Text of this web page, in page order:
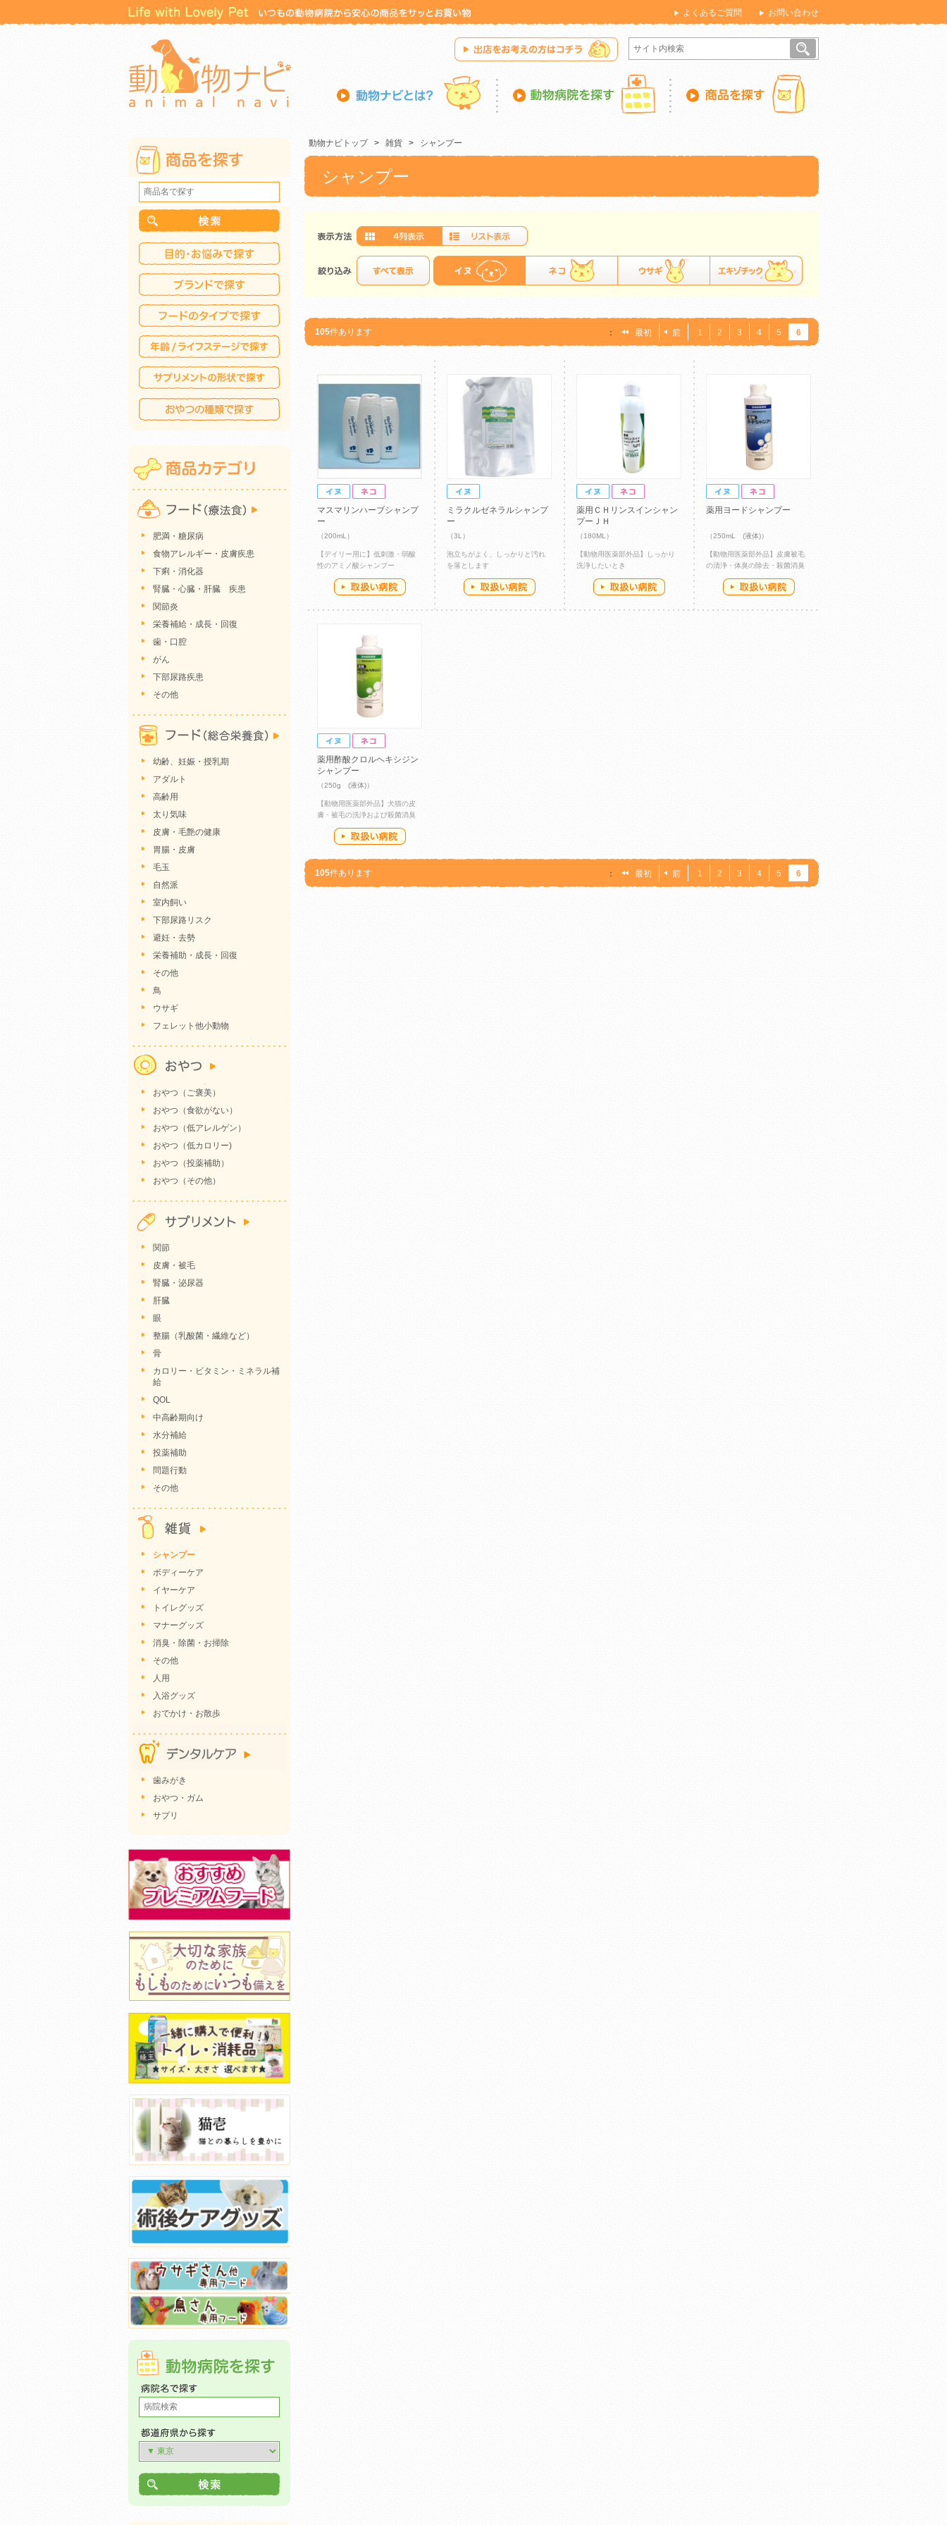
よくあるご質問 お問い合わせ
動物ナビトップ > 雑貨 > シャンプー
シャンプー
105件あります ： 最初 前 1 2 3 4 5 6
マスマリンハーブシャンプ
ー
（200mL）
【デイリー用に】低刺激・弱酸
性のアミノ酸シャンプー
ミラクルゼネラルシャンプ
ー
（3L）
泡立ちがよく、しっかりと汚れ
を落とします
薬用ＣＨリンスインシャン
プーＪＨ
（180ML）
【動物用医薬部外品】しっかり
洗浄したいとき
薬用ヨードシャンプー
（250mL (液体)）
【動物用医薬部外品】皮膚被毛
の清浄・体臭の除去・殺菌消臭
薬用酢酸クロルヘキシジン
シャンプー
（250g (液体)）
【動物用医薬部外品】犬猫の皮
膚・被毛の洗浄および殺菌消臭
105件あります ： 最初 前 1 2 3 4 5 6
肥満・糖尿病
食物アレルギー・皮膚疾患
下痢・消化器
腎臓・心臓・肝臓 疾患
関節炎
栄養補給・成長・回復
歯・口腔
がん
下部尿路疾患
その他
幼齢、妊娠・授乳期
アダルト
高齢用
太り気味
皮膚・毛艶の健康
胃腸・皮膚
毛玉
自然派
室内飼い
下部尿路リスク
避妊・去勢
栄養補助・成長・回復
その他
鳥
ウサギ
フェレット他小動物
おやつ（ご褒美）
おやつ（食欲がない）
おやつ（低アレルゲン）
おやつ（低カロリー)
おやつ（投薬補助）
おやつ（その他）
関節
皮膚・被毛
腎臓・泌尿器
肝臓
眼
整腸（乳酸菌・繊維など）
骨
カロリー・ビタミン・ミネラル補
給
QOL
中高齢期向け
水分補給
投薬補助
問題行動
その他
シャンプー
ボディーケア
イヤーケア
トイレグッズ
マナーグッズ
消臭・除菌・お掃除
その他
人用
入浴グッズ
おでかけ・お散歩
歯みがき
おやつ・ガム
サプリ